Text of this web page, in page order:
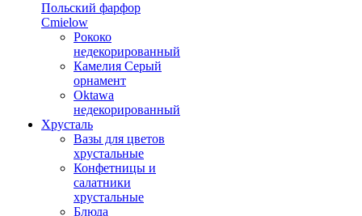
Польский фарфор
Сmielow
Рококо
недекорированный
Камелия Серый
орнамент
Oktawa
недекорированный
Хрусталь
Вазы для цветов
хрустальные
Конфетницы и
салатники
хрустальные
Блюда